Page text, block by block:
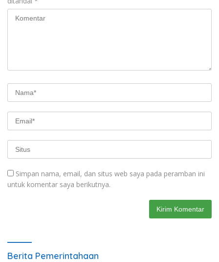
Simpan nama, email, dan situs web saya pada peramban ini
untuk komentar saya berikutnya.
Berita Pemerintahaan